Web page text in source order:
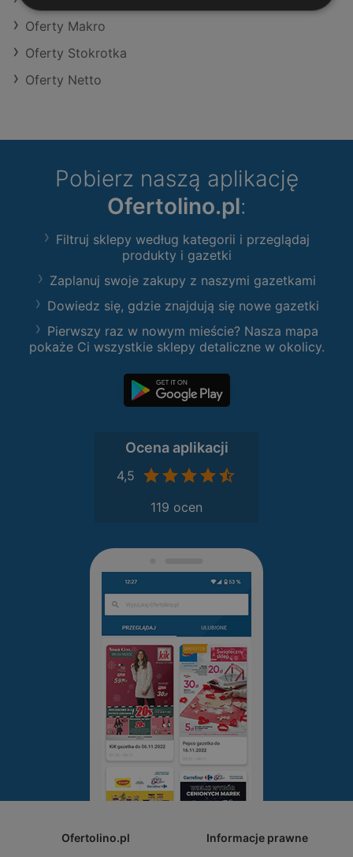
Oferty Makro
Oferty Stokrotka
Oferty Netto
Pobierz naszą aplikację
Ofertolino.pl:
Filtruj sklepy według kategorii i przeglądaj
produkty i gazetki
Zaplanuj swoje zakupy z naszymi gazetkami
Dowiedz się, gdzie znajdują się nowe gazetki
Pierwszy raz w nowym mieście? Nasza mapa
pokaże Ci wszystkie sklepy detaliczne w okolicy.
Ocena aplikacji
4,5
119 ocen
Ofertolino.pl Informacje prawne